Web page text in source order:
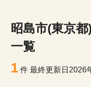
見学会・イベント情報
昭島市(東京
一覧
1 件最終更新日2026
甲信越・北陸
九州・沖縄